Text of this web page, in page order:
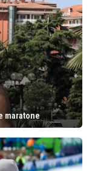
maratone